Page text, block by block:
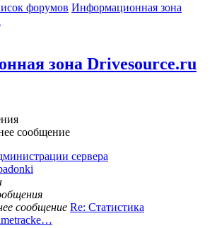
форумов Информационная зона
зона Drivesource.ru
сообщение
сервера
сообщение Re: Статистика